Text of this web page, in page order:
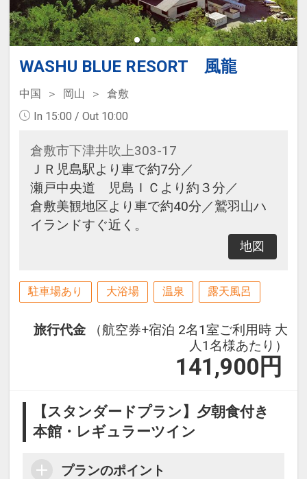
WASHU BLUE RESORT 風龍
中国 岡山
倉敷
In 15:00 / Out 10:00
倉敷市下津井吹上303-17
ＪＲ児島駅より車で約7分／
瀬戸中央道 児島ＩＣより約３分／
倉敷美観地区より車で約40分／鷲羽山ハ
イランドすぐ近く。
地図
駐車場あり 大浴場 温泉 露天風呂
旅行代金
（航空券+宿泊 2名1室ご利用時 大
人1名様あたり）
141,900 円
【スタンダードプラン】夕朝食付き
本館・レギュラーツイン
プランのポイント